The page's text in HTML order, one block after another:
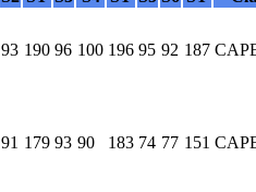
93 190 96 100 196 95 92 187
91 179 93 90 183 74 77 151